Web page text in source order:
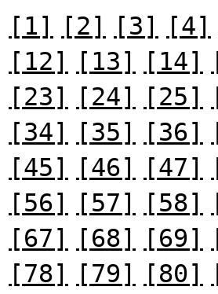
[1] [2] [3] [4]
[12]
[13] [14]
[23]
[24] [25]
[34]
[35] [36]
[45]
[46] [47]
[56]
[57] [58]
[67]
[68] [69]
[78]
[79] [80]